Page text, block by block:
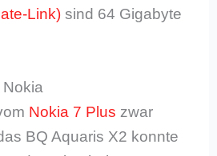
sind 64 Gigabyte
Nokia
Nokia 7 Plus zwar
BQ Aquaris X2 konnte